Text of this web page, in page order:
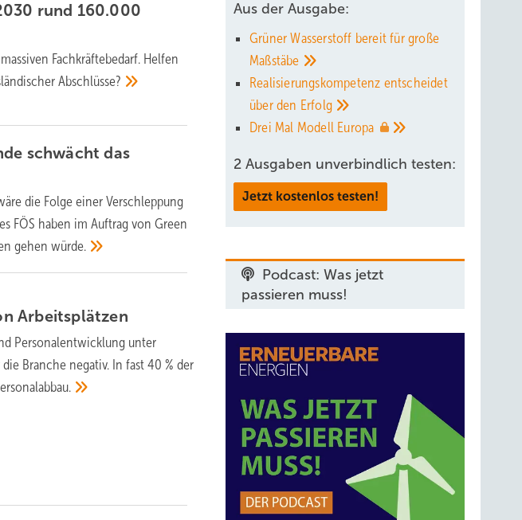
rund 160.000
Fachkräftebedarf. Helfen
Abschlüsse?
schwächt das
die Folge einer Verschleppung
FÖS haben im Auftrag von Green
gehenwürde.
Arbeitsplätzen
Personalentwicklung unter
Branche negativ. In fast 40 % der
Aus der Ausgabe:
Grüner Wasserstoff bereit für große
Maßstäbe
Realisierungskompetenz entscheidet
über den Erfolg
Drei Mal Modell Europa
2 Ausgaben unverbindlich testen:
Jetzt kostenlos testen!
Podcast: Was jetzt
passieren muss!